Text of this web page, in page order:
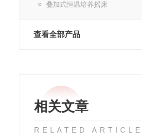
叠加式恒温培养摇床
查看全部产品
相关文章
RELATED